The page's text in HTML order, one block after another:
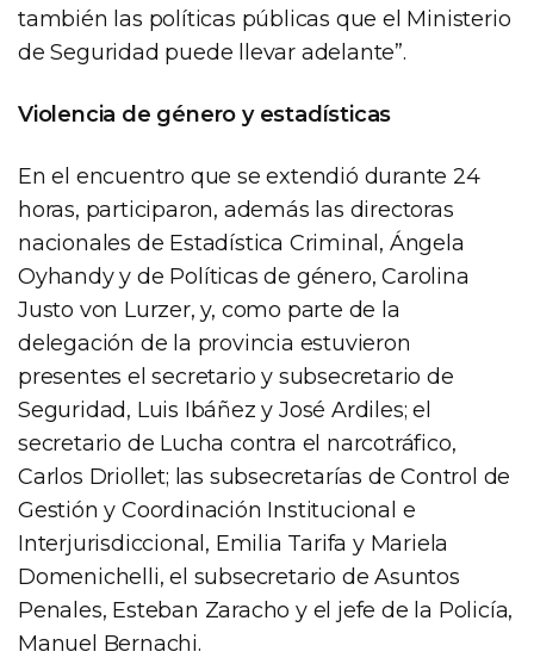
también las políticas públicas que el Ministerio
de Seguridad puede llevar adelante”.
Violencia de género y estadísticas
En el encuentro que se extendió durante 24
horas, participaron, además las directoras
nacionales de Estadística Criminal, Ángela
Oyhandy y de Políticas de género, Carolina
Justo von Lurzer, y, como parte de la
delegación de la provincia estuvieron
presentes el secretario y subsecretario de
Seguridad, Luis Ibáñez y José Ardiles; el
secretario de Lucha contra el narcotráfico,
Carlos Driollet; las subsecretarías de Control de
Gestión y Coordinación Institucional e
Interjurisdiccional, Emilia Tarifa y Mariela
Domenichelli, el subsecretario de Asuntos
Penales, Esteban Zaracho y el jefe de la Policía,
Manuel Bernachi.